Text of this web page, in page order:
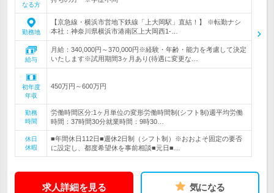
なる方
勤務地
【京急線・横浜市営地下鉄線「上大岡駅」直結！】 ※転勤ナシ
本社：神奈川県横浜市港南区上大岡西1-…
給与
月給：340,000円～370,000円※経験・年齢・能力を考慮して決定
いたします※試用期間3ヶ月あり(待遇に変更な…
初年度
年収
450万円～600万円
勤務
時間
労働時間区分:1ヶ月単位の変形労働時間制(シフト制)週平均労働
時間：37時間30分就業時間：9時30…
休日
休暇
■年間休日112日■週休2日制（シフト制）※おおよそ固定の要否
に設定し、都度希望休を事前相談■元日■…
求人詳細を見る 気になる